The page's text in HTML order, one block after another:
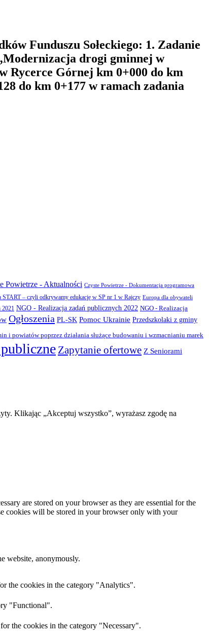
Funduszu Sołeckiego: 1. Zadanie
drogi gminnej w
Rycerce Górnej km 0+000 do km
do km 0+177 w ramach zadania
Powietrze - Aktualności Czyste Powietrze - Dokumentacja programowa
START – czyli odkrywamy edukację w SP nr 1 w Rajczy Europa dla obywateli
2021 NGO - Realizacja zadań publicznych 2022 NGO - Realizacja
Ogłoszenia PL-SK Pomoc Ukrainie Przedszkolaki z gminy
i powiatów poprzez działania służące budowaniu i wzmacnianiu marek
Zapytanie ofertowe Z Seniorami
Klikając „Akceptuj wszystko”, wyrażasz zgodę na
are stored on your browser as they are essential for the
cookies will be stored in your browser only with your
website, anonymously.
the cookies in the category "Analytics".
"Functional".
the cookies in the category "Necessary".